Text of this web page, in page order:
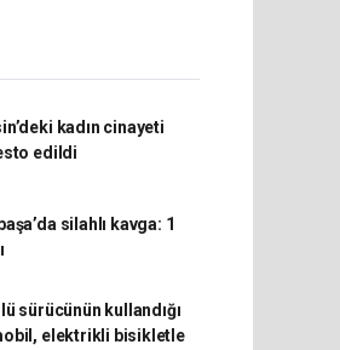
kadın cinayeti
edildi
silahlı kavga: 1
sürücünün kullandığı
elektrikli bisikletle